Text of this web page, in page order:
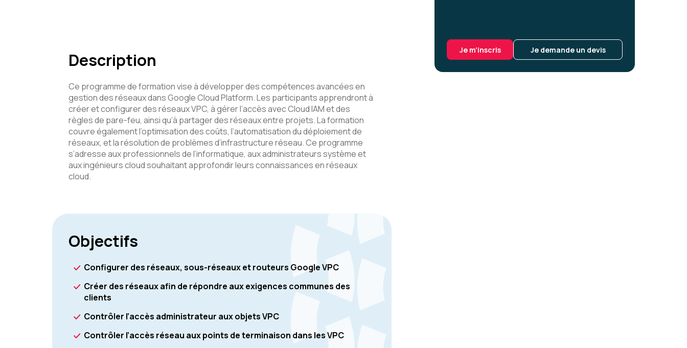
Je m'inscris Je demande un devis
Description
Ce programme de formation vise à développer des compétences avancées en
gestion des réseaux dans Google Cloud Platform. Les participants apprendront à
créer et configurer des réseaux VPC, à gérer l’accès avec Cloud IAM et des
règles de pare-feu, ainsi qu’à partager des réseaux entre projets. La formation
couvre également l’optimisation des coûts, l’automatisation du déploiement de
réseaux, et la résolution de problèmes d’infrastructure réseau. Ce programme
s’adresse aux professionnels de l’informatique, aux administrateurs système et
aux ingénieurs cloud souhaitant approfondir leurs connaissances en réseaux
cloud.
Objectifs
Configurer des réseaux, sous-réseaux et routeurs Google VPC
Créer des réseaux afin de répondre aux exigences communes des
clients
Contrôler l’accès administrateur aux objets VPC
Contrôler l’accès réseau aux points de terminaison dans les VPC